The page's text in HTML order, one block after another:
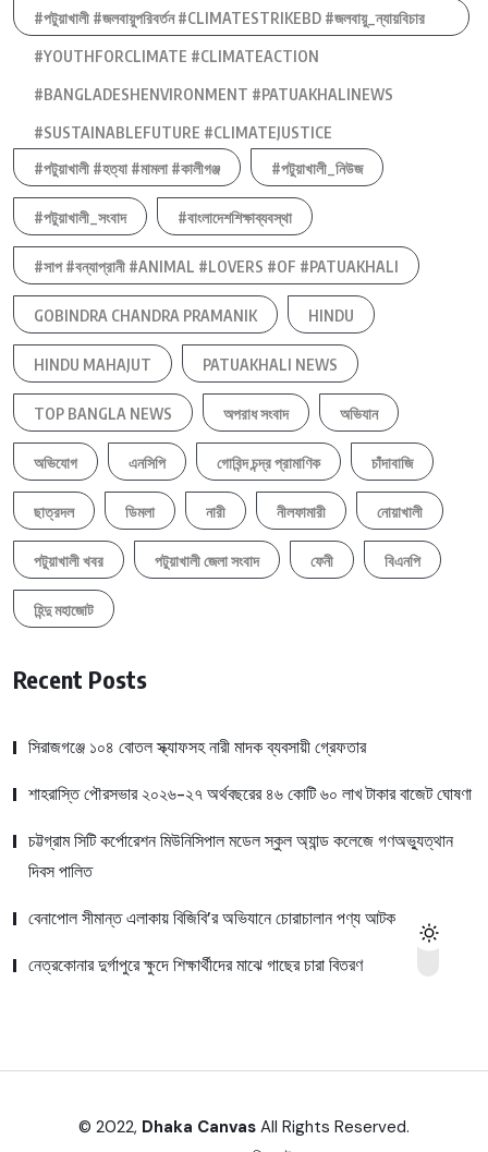
#পটুয়াখালী #জলবায়ুপরিবর্তন #CLIMATESTRIKEBD #জলবায়ু_ন্যায়বিচার
#YOUTHFORCLIMATE #CLIMATEACTION
#BANGLADESHENVIRONMENT #PATUAKHALINEWS
#SUSTAINABLEFUTURE #CLIMATEJUSTICE
#পটুয়াখালী #হত্যা #মামলা #কালীগঞ্জ
#পটুয়াখালী_নিউজ
#পটুয়াখালী_সংবাদ #বাংলাদেশশিক্ষাব্যবস্থা
#সাপ #বন্যাপ্রানী #ANIMAL #LOVERS #OF #PATUAKHALI
GOBINDRA CHANDRA PRAMANIK HINDU
HINDU MAHAJUT PATUAKHALI NEWS
TOP BANGLA NEWS অপরাধ সংবাদ অভিযান
অভিযোগ এনসিপি গোবিন্দ চন্দ্র প্রামাণিক চাঁদাবাজি
ছাত্রদল ডিমলা নারী নীলফামারী নোয়াখালী
পটুয়াখালী খবর পটুয়াখালী জেলা সংবাদ ফেনী বিএনপি
হিন্দু মহাজোট
Recent Posts
সিরাজগঞ্জে ১০৪ বোতল স্ক্যাফসহ নারী মাদক ব্যবসায়ী গ্রেফতার
শাহরাস্তি পৌরসভার ২০২৬-২৭ অর্থবছরের ৪৬ কোটি ৬০ লাখ টাকার বাজেট ঘোষণা
চট্টগ্রাম সিটি কর্পোরেশন মিউনিসিপাল মডেল স্কুল অ্যান্ড কলেজে গণঅভ্যুত্থান
দিবস পালিত
বেনাপোল সীমান্ত এলাকায় বিজিবি’র অভিযানে চোরাচালান পণ্য আটক
নেত্রকোনার দুর্গাপুরে ক্ষুদে শিক্ষার্থীদের মাঝে গাছের চারা বিতরণ
© 2022, Dhaka Canvas All Rights Reserved.